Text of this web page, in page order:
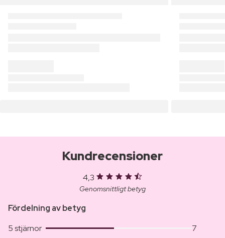
Kundrecensioner
4,3
Genomsnittligt betyg
Fördelning av betyg
5 stjärnor
7